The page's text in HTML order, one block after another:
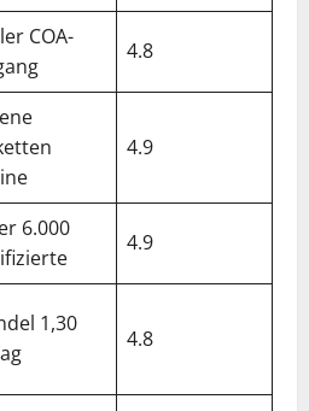
COA-
4.8
4.9
6.000
4.9
1,30
4.8